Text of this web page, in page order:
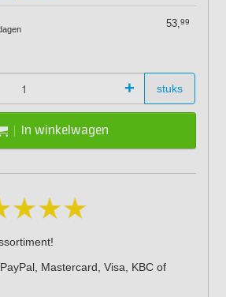
53,99
+ stuks
In winkelwagen
Mastercard, Visa, KBC of